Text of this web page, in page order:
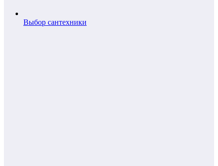
Выбор сантехники